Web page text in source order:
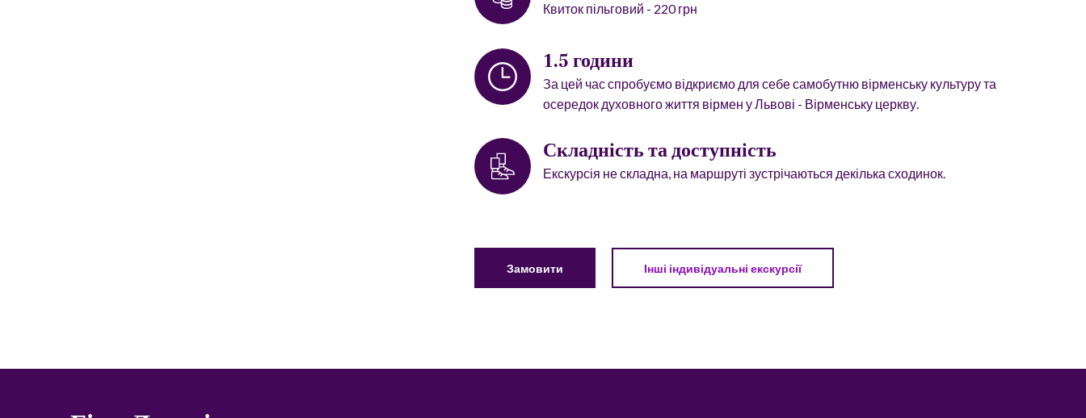
Квиток пільговий - 220 грн
1.5 години
За цей час спробуємо відкриємо для себе самобутню вірменську культуру та
осередок духовного життя вірмен у Львові - Вірменську церкву.
Складність та доступність
Екскурсія не складна, на маршруті зустрічаються декілька сходинок.
Замовити Інші індивідуальні екскурсії